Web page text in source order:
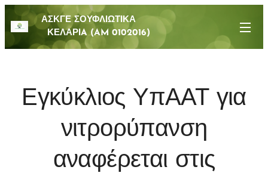
ΑΣΚΓΕ ΣΟΥΦΛΙΩΤΙΚΑ
ΚΕΛΑΡΙA (AM 0102016)
Εγκύκλιος ΥπΑΑΤ για
νιτρορύπανση
αναφέρεται στις